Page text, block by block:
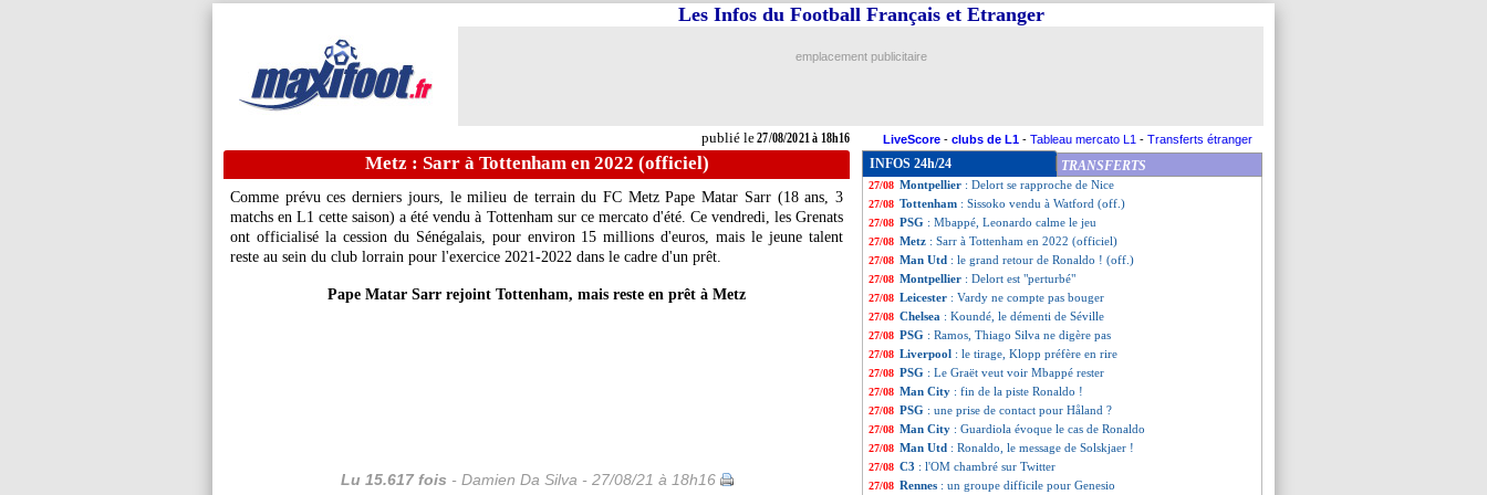
publié le27/08/2021 à 18h16
Les Infos du Football Français et Etranger
emplacement publicitaire
LiveScore - clubs de L1 - Tableau mercato L1 - Transferts étranger
Metz : Sarr à Tottenham en 2022 (officiel)
Comme prévu ces derniers jours, le milieu de terrain du FC Metz Pape Matar Sarr (18 ans, 3
matchs en L1 cette saison) a été vendu à Tottenham sur ce mercato d'été. Ce vendredi, les Grenats
ont officialisé la cession du Sénégalais, pour environ 15 millions d'euros, mais le jeune talent
reste au sein du club lorrain pour l'exercice 2021-2022 dans le cadre d'un prêt.
Pape Matar Sarr rejoint Tottenham, mais reste en prêt à Metz
Lu 15.617 fois - Damien Da Silva - 27/08/21 à 18h16
INFOS 24h/24 TRANSFERTS
27/08 PSG: Mbappé, les 180 M€ du Real refusés ?
27/08 Real
27/08 Juve: les adieux de Ronaldo
27/08 Rennes: Aguerd a prolongé (officiel)
27/08 Montpellier : Delort se rapproche de Nice
27/08 Tottenham : Sissoko vendu à Watford (off.)
27/08 PSG : Mbappé, Leonardo calme le jeu
27/08 Metz : Sarr à Tottenham en 2022 (officiel)
27/08 Man Utd : le grand retour de Ronaldo ! (off.)
27/08 Montpellier : Delort est "perturbé"
27/08 Leicester : Vardy ne compte pas bouger
27/08 Chelsea : Koundé, le démenti de Séville
27/08 PSG : Ramos, Thiago Silva ne digère pas
27/08 Liverpool : le tirage, Klopp préfère en rire
27/08 PSG : Le Graët veut voir Mbappé rester
27/08 Man City : fin de la piste Ronaldo !
27/08 PSG : une prise de contact pour Håland ?
27/08 Man City : Guardiola évoque le cas de Ronaldo
27/08 Man Utd : Ronaldo, le message de Solskjaer !
27/08 C3 : l'OM chambré sur Twitter
27/08 Rennes : un groupe difficile pour Genesio